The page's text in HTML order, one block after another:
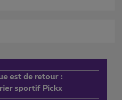
est de retour :
sportif Pickx